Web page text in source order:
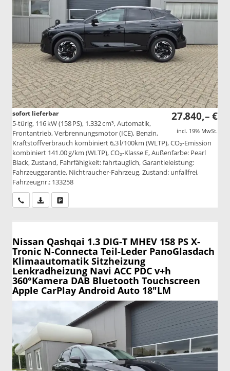
27.840,– €
incl. 19% MwSt.
sofort lieferbar
5-türig, 116 kW (158 PS), 1.332 cm³, Automatik,
Frontantrieb, Verbrennungsmotor (ICE), Benzin,
Kraftstoffverbrauch kombiniert 6,3 l/100km (WLTP), CO₂-Emission
kombiniert 141.00 g/km (WLTP), CO₂-Klasse E, Außenfarbe: Pearl
Black, Zustand, Fahrfähigkeit: fahrtauglich, Garantieleistung:
Fahrzeuggarantie, Nichtraucher-Fahrzeug, Zustand: unfallfrei,
Fahrzeugnr.: 133258
Wir rufen Sie anPDF-Datei, Fahrzeugexposé drucken
Nissan Qashqai 1.3 DIG-T MHEV 158 PS X-
Tronic N-Connecta Teil-Leder PanoGlasdach
Klimaautomatik Sitzheizung
Lenkradheizung Navi ACC PDC v+h
360°Kamera DAB Bluetooth Touchscreen
Apple CarPlay Android Auto 18"LM